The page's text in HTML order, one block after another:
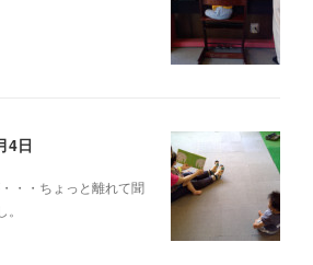
4日
・・ちょっと離れて聞